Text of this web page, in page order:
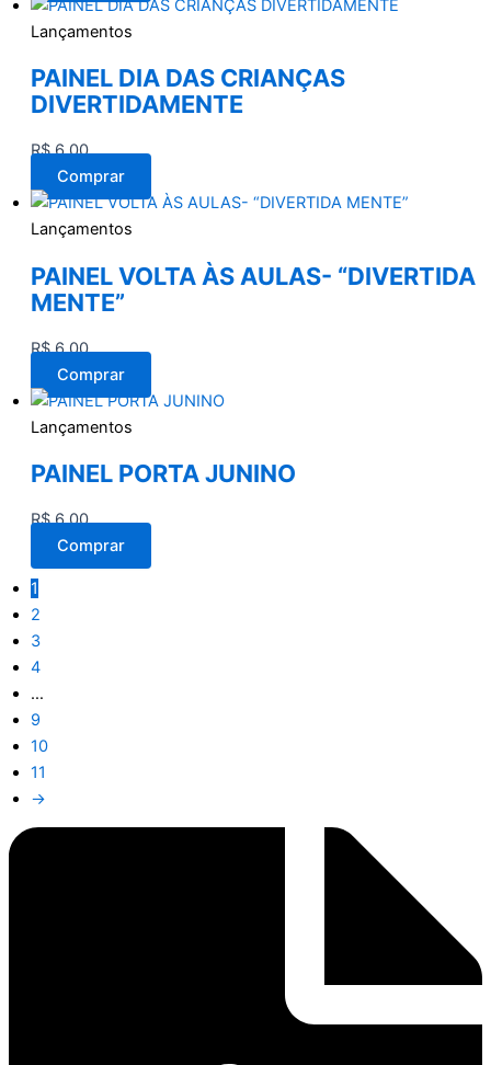
Lançamentos
PAINEL DIA DAS CRIANÇAS
DIVERTIDAMENTE
R$6,00
Comprar
Lançamentos
PAINEL VOLTA ÀS AULAS- “DIVERTIDA
MENTE”
R$6,00
Comprar
Lançamentos
PAINEL PORTA JUNINO
R$6,00
Comprar
1
2
3
4
…
9
10
11
→